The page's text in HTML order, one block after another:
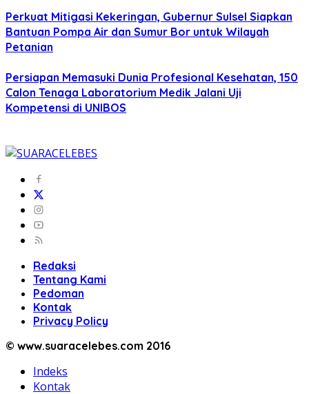
Perkuat Mitigasi Kekeringan, Gubernur Sulsel Siapkan
Bantuan Pompa Air dan Sumur Bor untuk Wilayah
Petanian
Persiapan Memasuki Dunia Profesional Kesehatan, 150
Calon Tenaga Laboratorium Medik Jalani Uji
Kompetensi di UNIBOS
Redaksi
Tentang Kami
Pedoman
Kontak
Privacy Policy
© www.suaracelebes.com 2016
Indeks
Kontak